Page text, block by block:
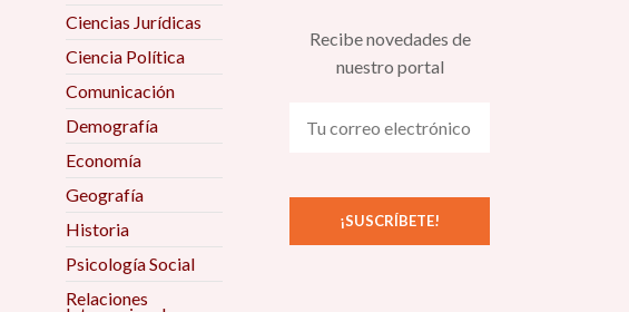
Ciencias Jurídicas
Ciencia Política
Comunicación
Demografía
Economía
Geografía
Historia
Psicología Social
Relaciones
Recibe novedades de
nuestro portal